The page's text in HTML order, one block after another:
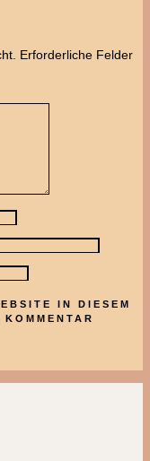
Erforderliche Felder
IN DIESEM